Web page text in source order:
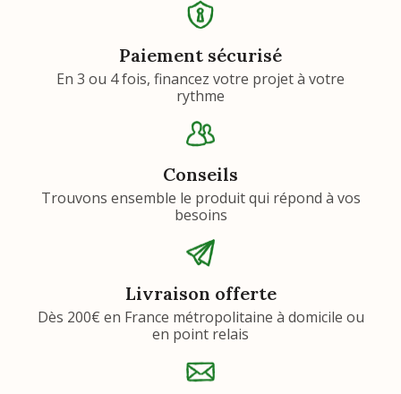
Paiement sécurisé
En 3 ou 4 fois, financez votre projet à votre
rythme
Conseils
Trouvons ensemble le produit qui répond à vos
besoins
Livraison offerte
Dès 200€ en France métropolitaine à domicile ou
en point relais